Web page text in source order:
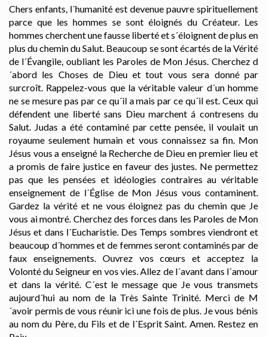
Chers enfants, l´humanité est devenue pauvre spirituellement
parce que les hommes se sont éloignés du Créateur. Les
hommes cherchent une fausse liberté et s´éloignent de plus en
plus du chemin du Salut. Beaucoup se sont écartés de la Vérité
de l´Évangile, oubliant les Paroles de Mon Jésus. Cherchez d
´abord les Choses de Dieu et tout vous sera donné par
surcroît. Rappelez-vous que la véritable valeur d´un homme
ne se mesure pas par ce qu´il a mais par ce qu´il est. Ceux qui
défendent une liberté sans Dieu marchent á contresens du
Salut. Judas a été contaminé par cette pensée, il voulait un
royaume seulement humain et vous connaissez sa fin. Mon
Jésus vous a enseigné la Recherche de Dieu en premier lieu et
a promis de faire justice en faveur des justes. Ne permettez
pas que les pensées et idéologies contraires au véritable
enseignement de l´Église de Mon Jésus vous contaminent.
Gardez la vérité et ne vous éloignez pas du chemin que Je
vous ai montré. Cherchez des forces dans les Paroles de Mon
Jésus et dans l´Eucharistie. Des Temps sombres viendront et
beaucoup d´hommes et de femmes seront contaminés par de
faux enseignements. Ouvrez vos cœurs et acceptez la
Volonté du Seigneur en vos vies. Allez de l´avant dans l´amour
et dans la vérité. C´est le message que Je vous transmets
aujourd´hui au nom de la Très Sainte Trinité. Merci de M
´avoir permis de vous réunir ici une fois de plus. Je vous bénis
au nom du Père, du Fils et de l´Esprit Saint. Amen. Restez en